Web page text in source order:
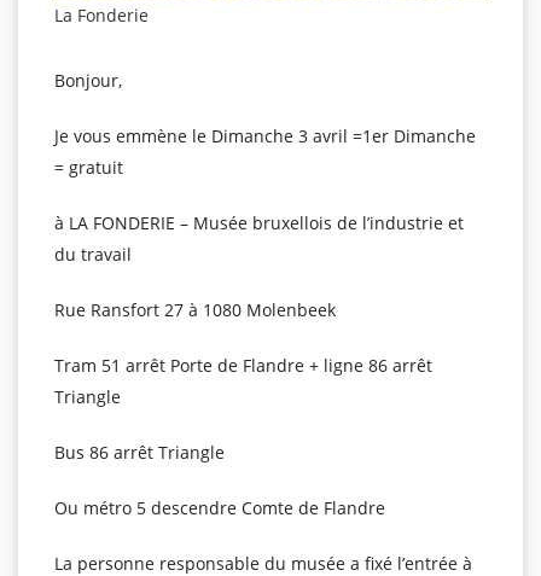
La Fonderie
Bonjour,
Je vous emmène le Dimanche 3 avril =1er Dimanche
= gratuit
à LA FONDERIE – Musée bruxellois de l’industrie et
du travail
Rue Ransfort 27 à 1080 Molenbeek
Tram 51 arrêt Porte de Flandre + ligne 86 arrêt
Triangle
Bus 86 arrêt Triangle
Ou métro 5 descendre Comte de Flandre
La personne responsable du musée a fixé l’entrée à